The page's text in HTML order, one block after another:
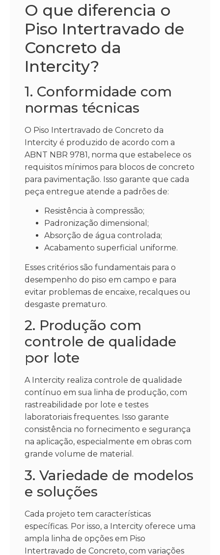
O que diferencia o
Piso Intertravado de
Concreto da
Intercity?
1. Conformidade com
normas técnicas
O Piso Intertravado de Concreto da
Intercity é produzido de acordo com a
ABNT NBR 9781, norma que estabelece os
requisitos mínimos para blocos de concreto
para pavimentação. Isso garante que cada
peça entregue atende a padrões de:
Resistência à compressão;
Padronização dimensional;
Absorção de água controlada;
Acabamento superficial uniforme.
Esses critérios são fundamentais para o
desempenho do piso em campo e para
evitar problemas de encaixe, recalques ou
desgaste prematuro.
2. Produção com
controle de qualidade
por lote
A Intercity realiza controle de qualidade
contínuo em sua linha de produção, com
rastreabilidade por lote e testes
laboratoriais frequentes. Isso garante
consistência no fornecimento e segurança
na aplicação, especialmente em obras com
grande volume de material.
3. Variedade de modelos
e soluções
Cada projeto tem características
específicas. Por isso, a Intercity oferece uma
ampla linha de opções em Piso
Intertravado de Concreto, com variações